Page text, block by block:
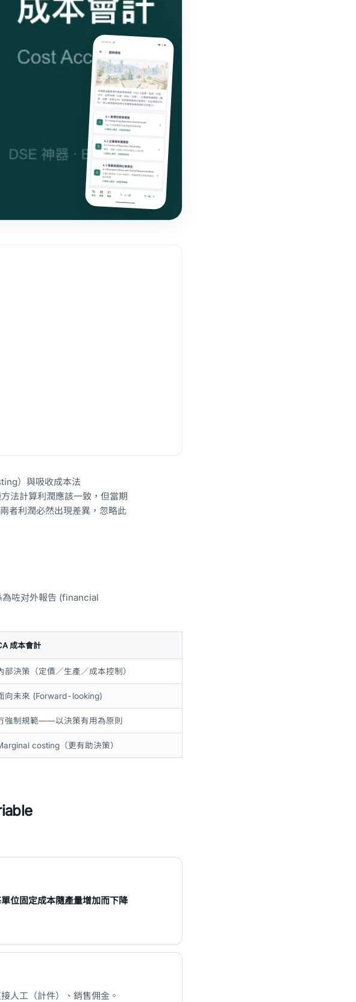
）與吸收成本法
法計算利潤應該一致，但當期
者利潤必然出現差異，忽略此
咗对外報告 (financial
成本會計
部決策（定價／生產／成本控制）
向未來 (Forward-looking)
強制規範——以決策有用為原則
costing（更有助決策）
位固定成本隨產量增加而下降
人工（計件）、銷售佣金。